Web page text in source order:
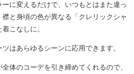
に変えるだけで、いつもとはまた違っ
と身頃の色が異なる「クレリックシャ
こなしに。
はあらゆるシーンに応用できます。
体のコーデを引き締めてくれるので、